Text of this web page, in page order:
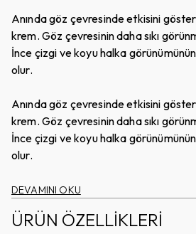
Anında göz çevresinde etkisini
krem. Göz çevresinin daha sıkı
İnce çizgi ve koyu halka görünümünün
olur.
Anında göz çevresinde etkisini
krem. Göz çevresinin daha sıkı
İnce çizgi ve koyu halka görünümünün
olur.
DEVAMINI OKU
ÜRÜN ÖZELLİKLERİ